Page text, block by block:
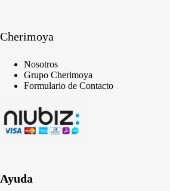
Cherimoya
Nosotros
Grupo Cherimoya
Formulario de Contacto
Ayuda